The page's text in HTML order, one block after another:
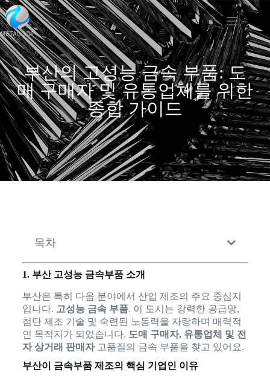
부산의 고성능 금속 부품: 도
매 구매자 및 유통업체를 위한
종합 가이드
목차
1. 부산 고성능 금속부품 소개
부산은 특히 다음 분야에서 산업 제조의 주요 중심지
입니다. 고성능 금속 부품. 이 도시는 강력한 공급망,
첨단 제조 기술 및 숙련된 노동력을 자랑하며 매력적
인 목적지가 되었습니다. 도매 구매자, 유통업체 및 전
자 상거래 판매자고품질의 금속 부품을 찾고 있어요.
부산이 금속부품 제조의 핵심 기업인 이유